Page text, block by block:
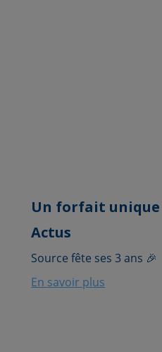
Un forfait unique
Actus
Source fête ses 3 ans 🎉
En savoir plus